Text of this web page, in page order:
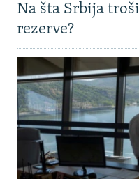
Na šta Srbija
rezerve?